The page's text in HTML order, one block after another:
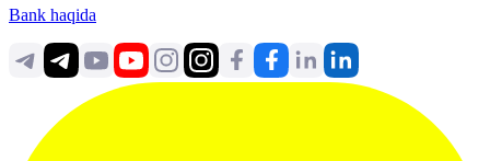
Bank haqida